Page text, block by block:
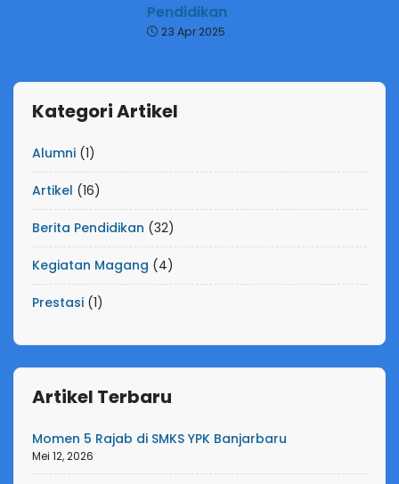
Pendidikan
23 Apr 2025
Kategori Artikel
Alumni (1)
Artikel (16)
Berita Pendidikan (32)
Kegiatan Magang (4)
Prestasi (1)
Artikel Terbaru
Momen 5 Rajab di SMKS YPK Banjarbaru
Mei 12, 2026